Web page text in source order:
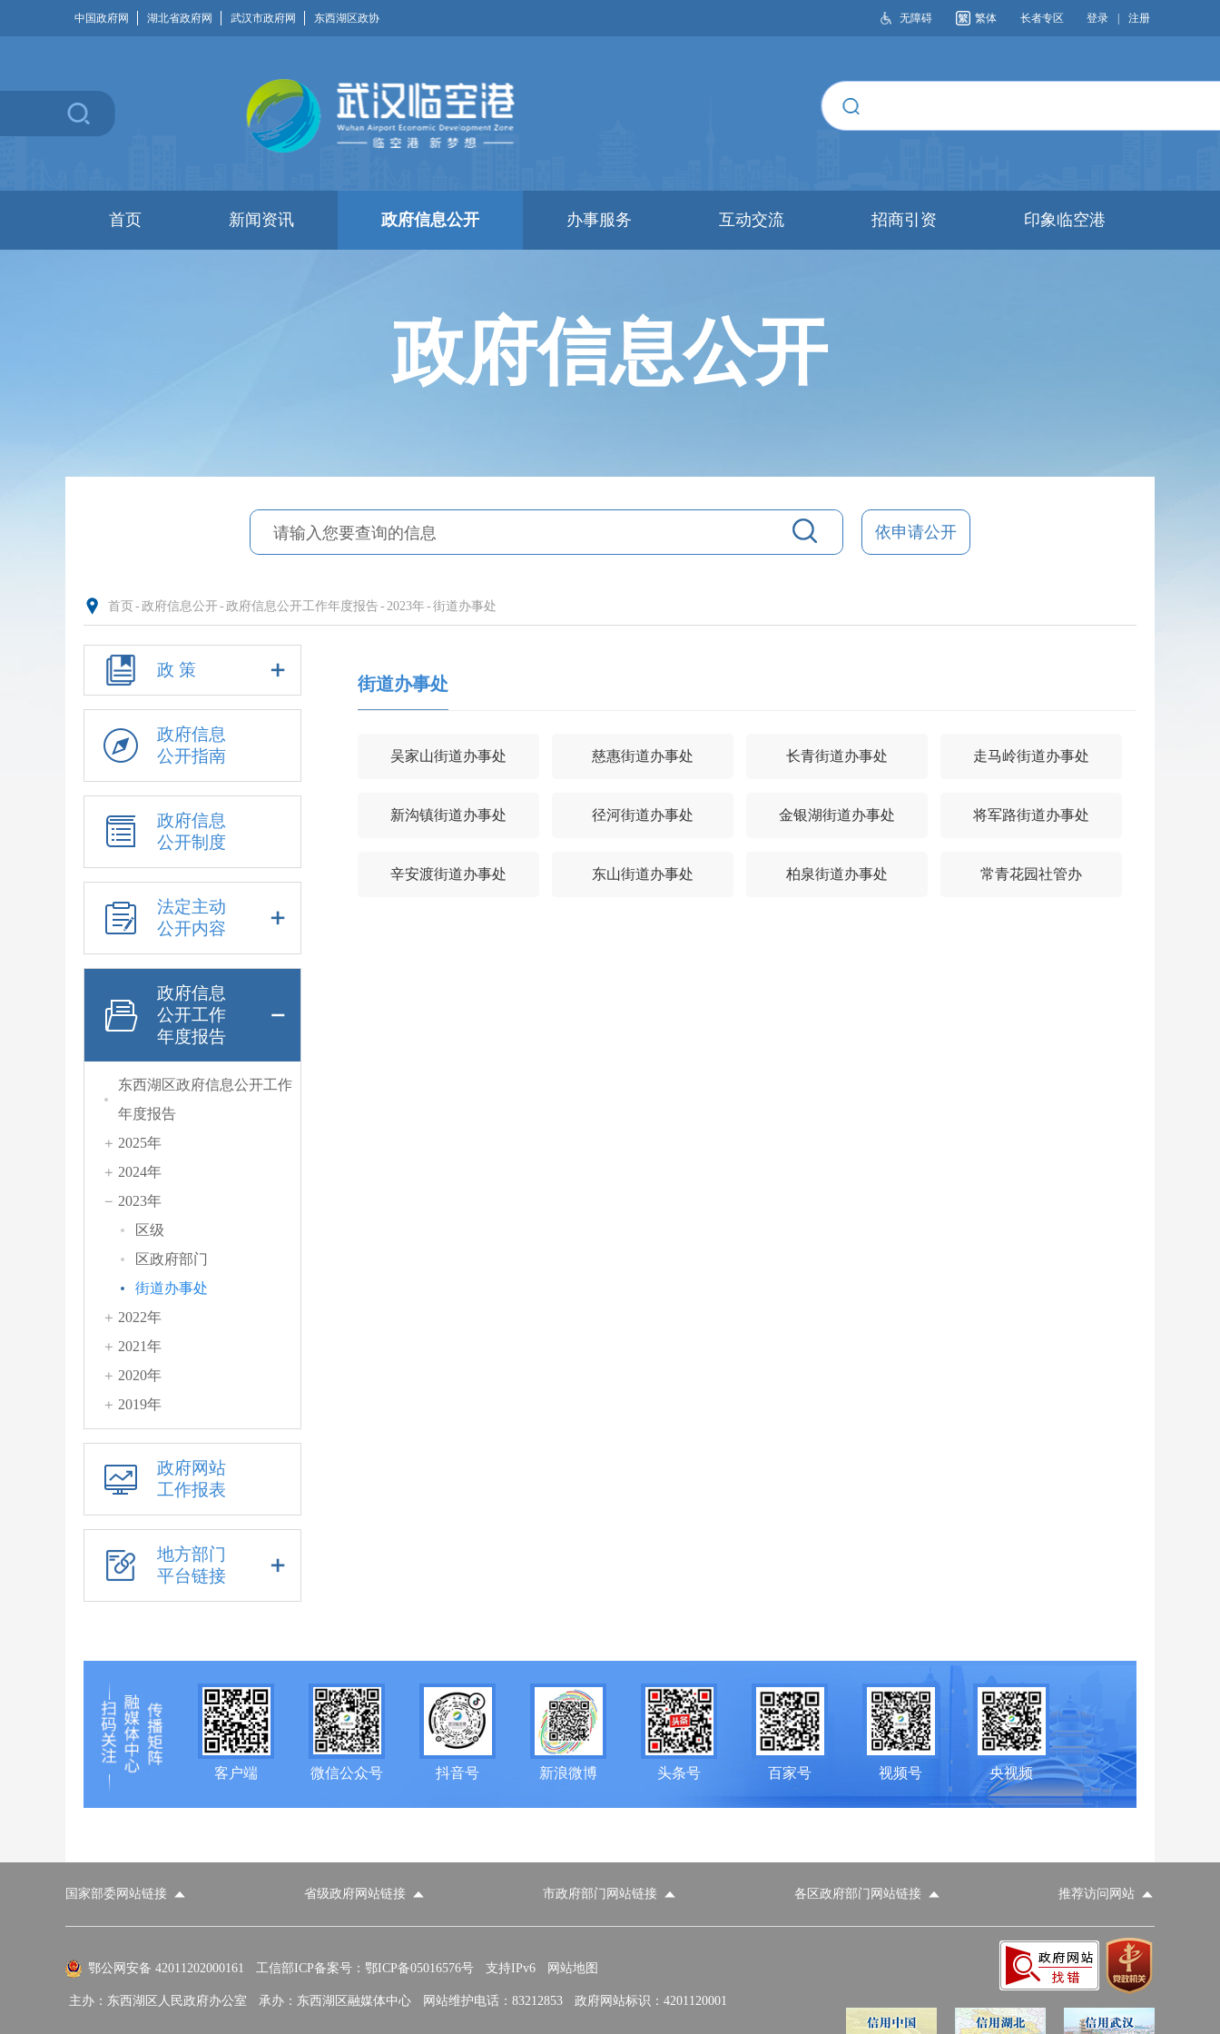
中国政府网 湖北省政府网 武汉市政府网 东西湖区政协 无障碍 繁体 长者专区 登录 注册
首页 新闻资讯 政府信息公开 办事服务 互动交流 招商引资 印象临空港
政府信息公开
依申请公开
首页 - 政府信息公开- 政府信息公开工作年度报告- 2023年- 街道办事处
政 策
政府信息
公开指南
政府信息
公开制度
法定主动
公开内容
政府信息
公开工作
年度报告
东西湖区政府信息公开工作
年度报告
2025年
2024年
2023年
区级
区政府部门
街道办事处
2022年
2021年
2020年
2019年
政府网站
工作报表
地方部门
平台链接
街道办事处
吴家山街道办事处 慈惠街道办事处 长青街道办事处 走马岭街道办事处
新沟镇街道办事处 径河街道办事处 金银湖街道办事处 将军路街道办事处
辛安渡街道办事处 东山街道办事处 柏泉街道办事处 常青花园社管办
客户端 微信公众号 抖音号 新浪微博 头条号 百家号 视频号 央视频
国家部委网站链接 省级政府网站链接 市政府部门网站链接 各区政府部门网站链接 推荐访问网站
国家部委网站 省级政府网站 市政府部门网站 各区政府部门网站 推荐访问网站
外交部 国防部 国家发展和改革委员会 工业和信息化部
财政部 人力资源和社会保障部
鄂公网安备 42011202000161 工信部ICP备案号：鄂ICP备05016576号 支持IPv6 网站地图
主办：东西湖区人民政府办公室 承办：东西湖区融媒体中心 网站维护电话：83212853 政府网站标识：4201120001